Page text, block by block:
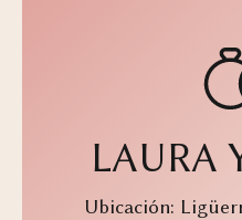
LAURA
Ubicación: